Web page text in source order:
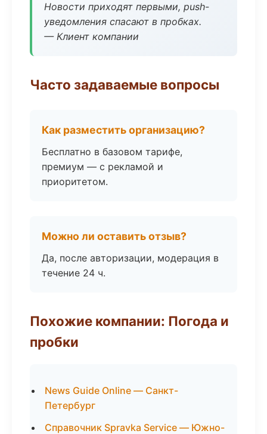
Новости приходят первыми, push-
уведомления спасают в пробках.
— Клиент компании
Часто задаваемые вопросы
Как разместить организацию?
Бесплатно в базовом тарифе,
премиум — с рекламой и
приоритетом.
Можно ли оставить отзыв?
Да, после авторизации, модерация в
течение 24 ч.
Похожие компании: Погода и
пробки
News Guide Online — Санкт-
Петербург
Справочник Spravka Service — Южно-